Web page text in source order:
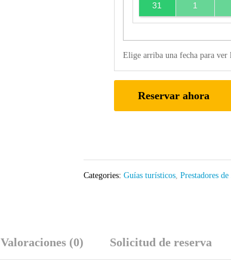
31 1
Elige arriba una fecha para ver
Reservar ahora
Categories:Guías turísticos,Prestadores
Valoraciones (0) Solicitud de reserva